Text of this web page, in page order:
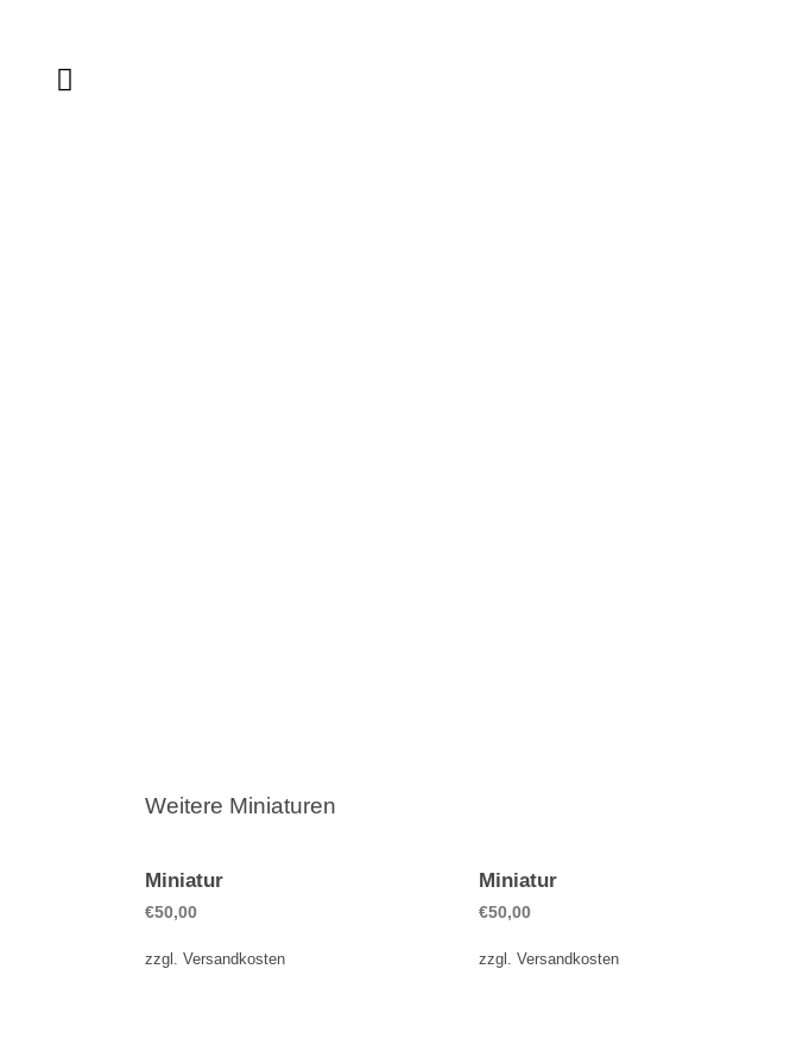
Weitere Miniaturen
Miniatur
€50,00
zzgl. Versandkosten
Miniatur
€50,00
zzgl.Versandkosten